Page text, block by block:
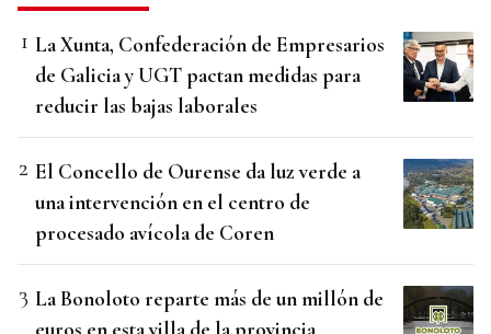
La Xunta, Confederación de Empresarios
de Galicia y UGT pactan medidas para
reducir las bajas laborales
El Concello de Ourense da luz verde a
una intervención en el centro de
procesado avícola de Coren
La Bonoloto reparte más de un millón de